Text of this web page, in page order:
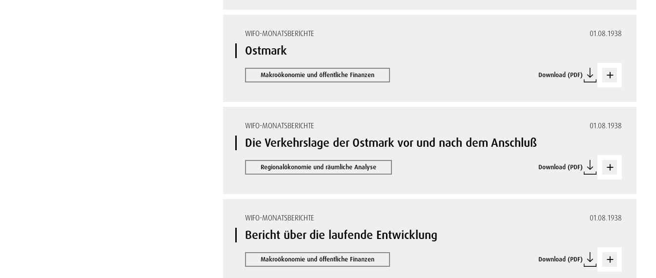
WIFO-MONATSBERICHTE 01.08.1938
Ostmark
Makroökonomie und öffentliche Finanzen Download (PDF)
WIFO-MONATSBERICHTE 01.08.1938
Die Verkehrslage der Ostmark vor und nach dem Anschluß
Regionalökonomie und räumliche Analyse Download (PDF)
WIFO-MONATSBERICHTE 01.08.1938
Bericht über die laufende Entwicklung
Makroökonomie und öffentliche Finanzen Download (PDF)